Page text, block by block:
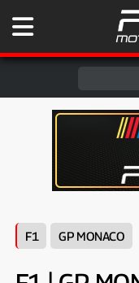
F1 GP MONACO